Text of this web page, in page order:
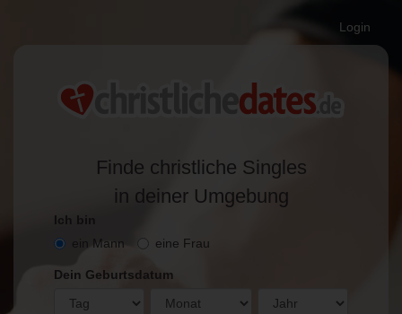
Login
Finde christliche Singles
in deiner Umgebung
Ich bin
ein Mann
eine Frau
Dein Geburtsdatum